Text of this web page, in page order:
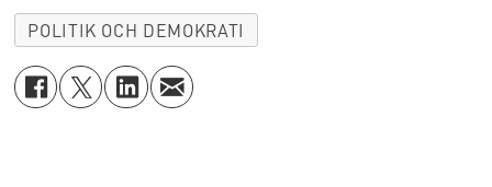
POLITIK OCH DEMOKRATI